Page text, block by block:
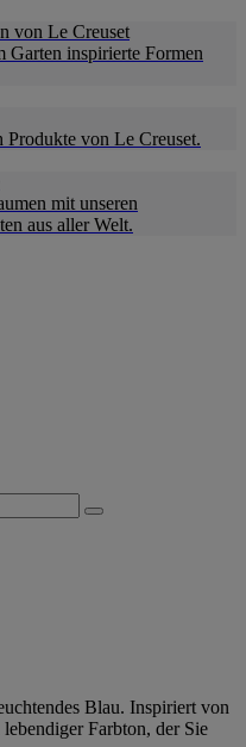
von Le Creuset
Garten inspirierte Formen
Produkte von Le Creuset.
mit unseren
aus aller Welt.
Blau. Inspiriert von
Farbton, der Sie